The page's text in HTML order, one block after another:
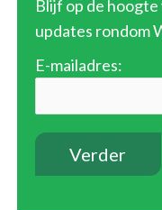
Blijf op de
updates rondom
E-mailadres: